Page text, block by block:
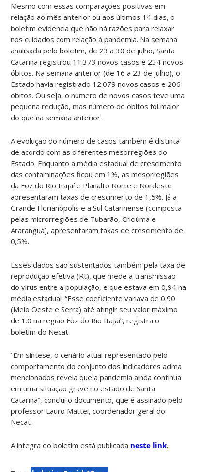
Mesmo com essas comparações positivas em
relação ao mês anterior ou aos últimos 14 dias, o
boletim evidencia que não há razões para relaxar
nos cuidados com relação à pandemia. Na semana
analisada pelo boletim, de 23 a 30 de julho, Santa
Catarina registrou 11.373 novos casos e 234 novos
óbitos. Na semana anterior (de 16 a 23 de julho), o
Estado havia registrado 12.079 novos casos e 206
óbitos. Ou seja, o número de novos casos teve uma
pequena redução, mas número de óbitos foi maior
do que na semana anterior.
A evolução do número de casos também é distinta
de acordo com as diferentes mesorregiões do
Estado. Enquanto a média estadual de crescimento
das contaminações ficou em 1%, as mesorregiões
da Foz do Rio Itajaí e Planalto Norte e Nordeste
apresentaram taxas de crescimento de 1,5%. Já a
Grande Florianópolis e a Sul Catarinense (composta
pelas microrregiões de Tubarão, Criciúma e
Araranguá), apresentaram taxas de crescimento de
0,5%.
Esses dados são sustentados também pela taxa de
reprodução efetiva (Rt), que mede a transmissão
do vírus entre a população, e que estava em 0,94 na
média estadual. “Esse coeficiente variava de 0.90
(Meio Oeste e Serra) até atingir seu valor máximo
de 1.0 na região Foz do Rio Itajaí”, registra o
boletim do Necat.
“Em síntese, o cenário atual representado pelo
comportamento do conjunto dos indicadores acima
mencionados revela que a pandemia ainda continua
em uma situação grave no estado de Santa
Catarina”, conclui o documento, que é assinado pelo
professor Lauro Mattei, coordenador geral do
Necat.
A íntegra do boletim está publicada neste link.